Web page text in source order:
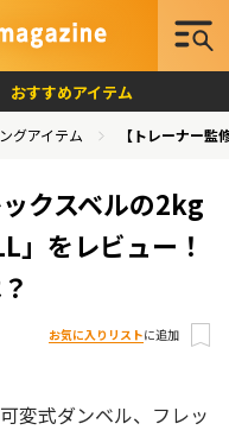
おすすめアイテム
グアイテム 【トレーナー
クスベルの2kg
」をレビュー！
お気に入りリストに追加
変式ダンベル、フレッ